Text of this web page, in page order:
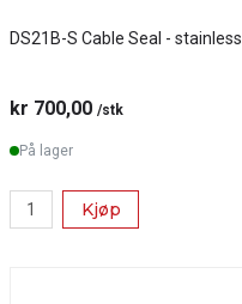
DS21B-S Cable Seal - stainless
kr 700,00 /stk
På lager
Kjøp